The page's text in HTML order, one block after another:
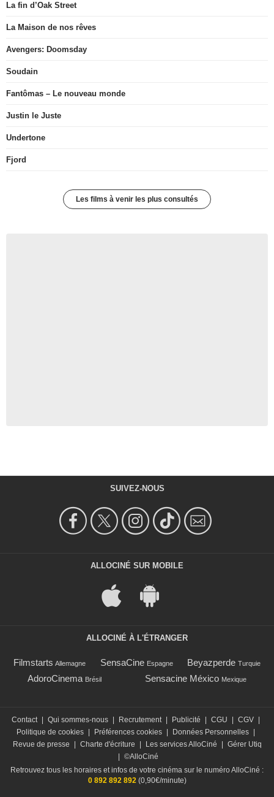
La fin d’Oak Street
La Maison de nos rêves
Avengers: Doomsday
Soudain
Fantômas – Le nouveau monde
Justin le Juste
Undertone
Fjord
Les films à venir les plus consultés
SUIVEZ-NOUS
ALLOCINÉ SUR MOBILE
ALLOCINÉ À L'ÉTRANGER
Filmstarts Allemagne SensaCine Espagne Beyazperde Turquie
AdoroCinema Brésil Sensacine México Mexique
Contact Qui sommes-nous Recrutement Publicité CGU CGV
Politique de cookies
Préférences cookies Données Personnelles
Revue de presse
Charte d'écriture Les services AlloCiné
Gérer Utiq
©AlloCiné
Retrouvez tous les horaires et infos de votre cinéma sur le numéro AlloCiné :
0 892 892 892(0,90€/minute)